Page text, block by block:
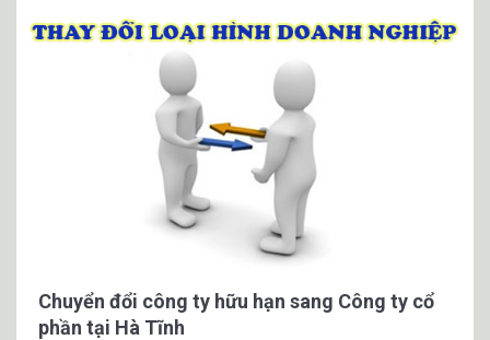
Chuyển đổi công ty hữu hạn sang Công ty cổ
phần tại Hà Tĩnh